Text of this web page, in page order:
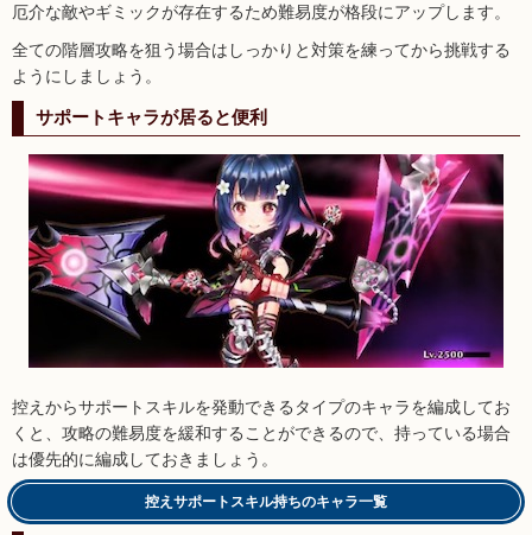
厄介な敵やギミックが存在するため難易度が格段にアップします。
全ての階層攻略を狙う場合はしっかりと対策を練ってから挑戦する
ようにしましょう。
サポートキャラが居ると便利
控えからサポートスキルを発動できるタイプのキャラを編成してお
くと、攻略の難易度を緩和することができるので、持っている場合
は優先的に編成しておきましょう。
控えサポートスキル持ちのキャラ一覧